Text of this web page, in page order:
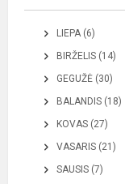
LIEPA (6)
BIRŽELIS (14)
GEGUŽĖ (30)
BALANDIS (18)
KOVAS (27)
VASARIS (21)
SAUSIS (7)